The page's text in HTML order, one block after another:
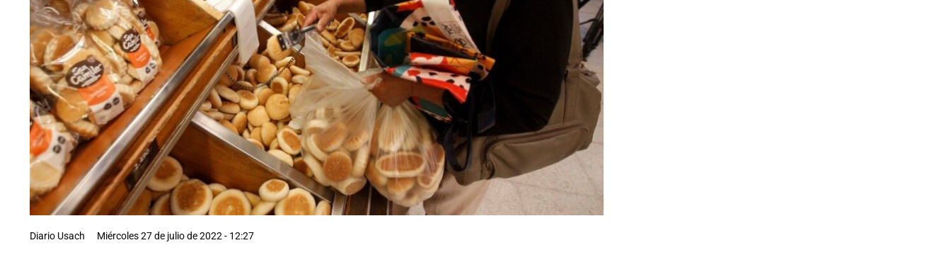
Diario Usach Miércoles 27 de julio de 2022 - 12:27